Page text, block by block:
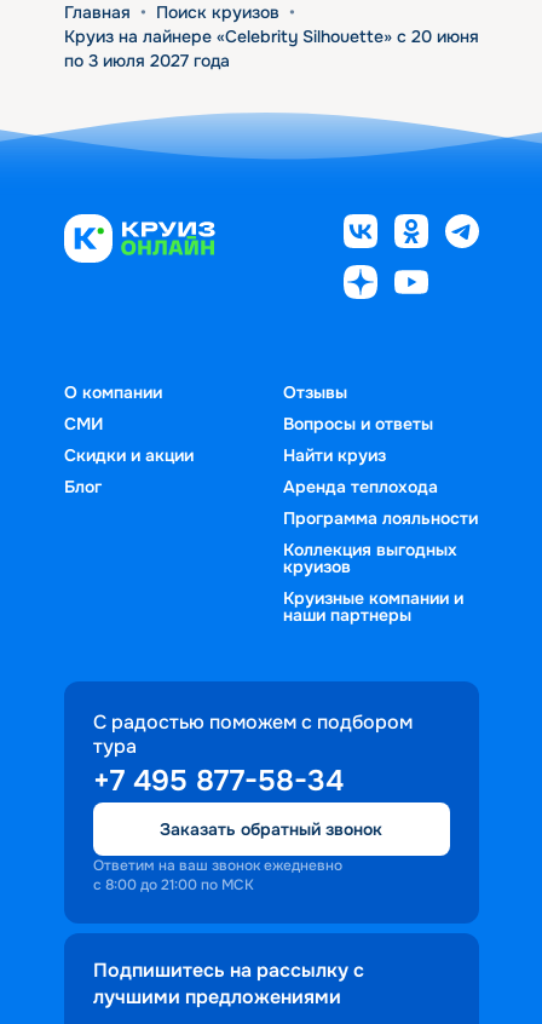
Главная • Поиск круизов •
Круиз на лайнере «Celebrity Silhouette» с 20 июня
по 3 июля 2027 года
О компании
СМИ
Скидки и акции
Блог
Отзывы
Вопросы и ответы
Найти круиз
Аренда теплохода
Программа лояльности
Коллекция выгодных
круизов
Круизные компании и
наши партнеры
С радостью поможем с подбором
тура
+7 495 877-58-34
Заказать обратный звонок
Ответим на ваш звонок ежедневно
с 8:00 до 21:00 по МСК
Подпишитесь на рассылку с
лучшими предложениями